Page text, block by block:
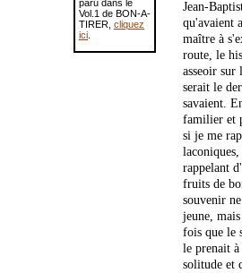
paru dans le
Vol.1 de BON-A-
TIRER, cliquez
ici
Jean-
qu'avaient
maître à
route, le
asseoir sur
serait le
savaient.
familier et
si je me
rappelant
fruits de
souvenir
jeune,
fois que le
le prenait
solitude et